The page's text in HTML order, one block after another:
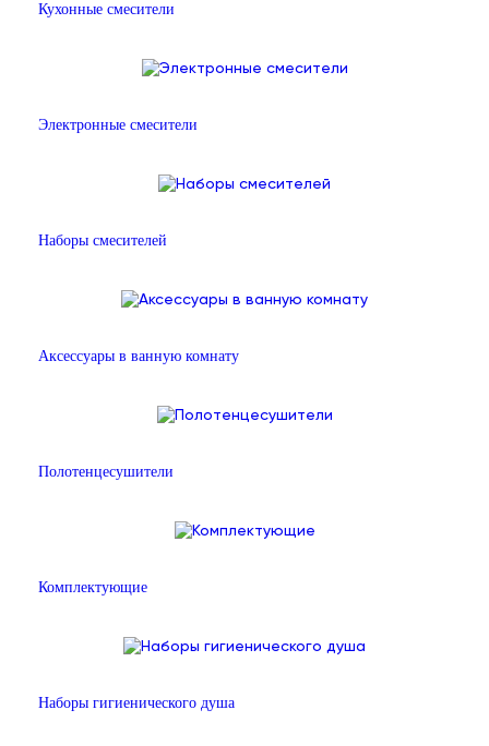
Кухонные смесители
Электронные смесители
Наборы смесителей
Аксессуары в ванную комнату
Полотенцесушители
Комплектующие
Наборы гигиенического душа